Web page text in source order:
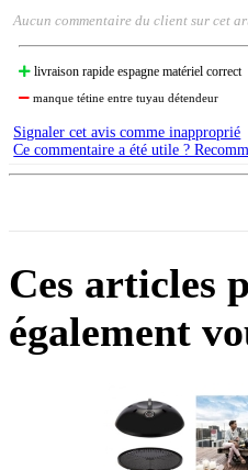
Aucun commentaire du client sur cet
livraison rapide espagne matériel correct
manque tétine entre tuyau détendeur
Signaler cet avis comme inapproprié
Ce commentaire a été utile ?
Ces articles
également